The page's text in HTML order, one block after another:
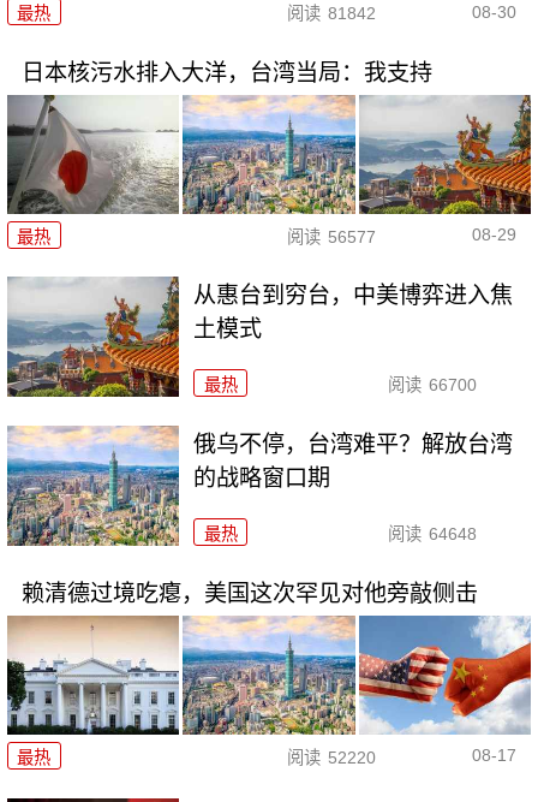
最热 阅读 81842 08-30
日本核污水排入大洋，台湾当局：我支持
最热 阅读 56577 08-29
从惠台到穷台，中美博弈进入焦
土模式
最热 阅读 66700
俄乌不停，台湾难平？解放台湾
的战略窗口期
最热 阅读 64648
赖清德过境吃瘪，美国这次罕见对他旁敲侧击
最热 阅读 52220 08-17